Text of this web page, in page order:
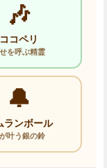
🎶
ココペリ
を呼ぶ精霊
🔔
ランボール
叶う銀の鈴